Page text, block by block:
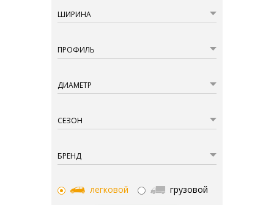
ШИРИНА
ПРОФИЛЬ
ДИАМЕТР
СЕЗОН
БРЕНД
легковой грузовой